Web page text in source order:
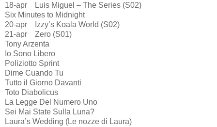
18-apr Luis Miguel – The Series (S02)
Six Minutes to Midnight
20-apr Izzy’s Koala World (S02)
21-apr Zero (S01)
Tony Arzenta
Io Sono Libero
Poliziotto Sprint
Dime Cuando Tu
Tutto il Giorno Davanti
Toto Diabolicus
La Legge Del Numero Uno
Sei Mai State Sulla Luna?
Laura’s Wedding (Le nozze di Laura)